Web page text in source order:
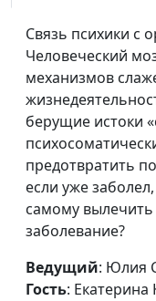
часть)
интеллект? (первая
часть)
Маскулизм.
Преимущества и
недостатки
Феминизм и
Связь психики с
Человеческий
механизмов
берущие истоки
предотвратить
если уже
самому
заболевание?
Ведущий: Юлия
Гость: Екатерина